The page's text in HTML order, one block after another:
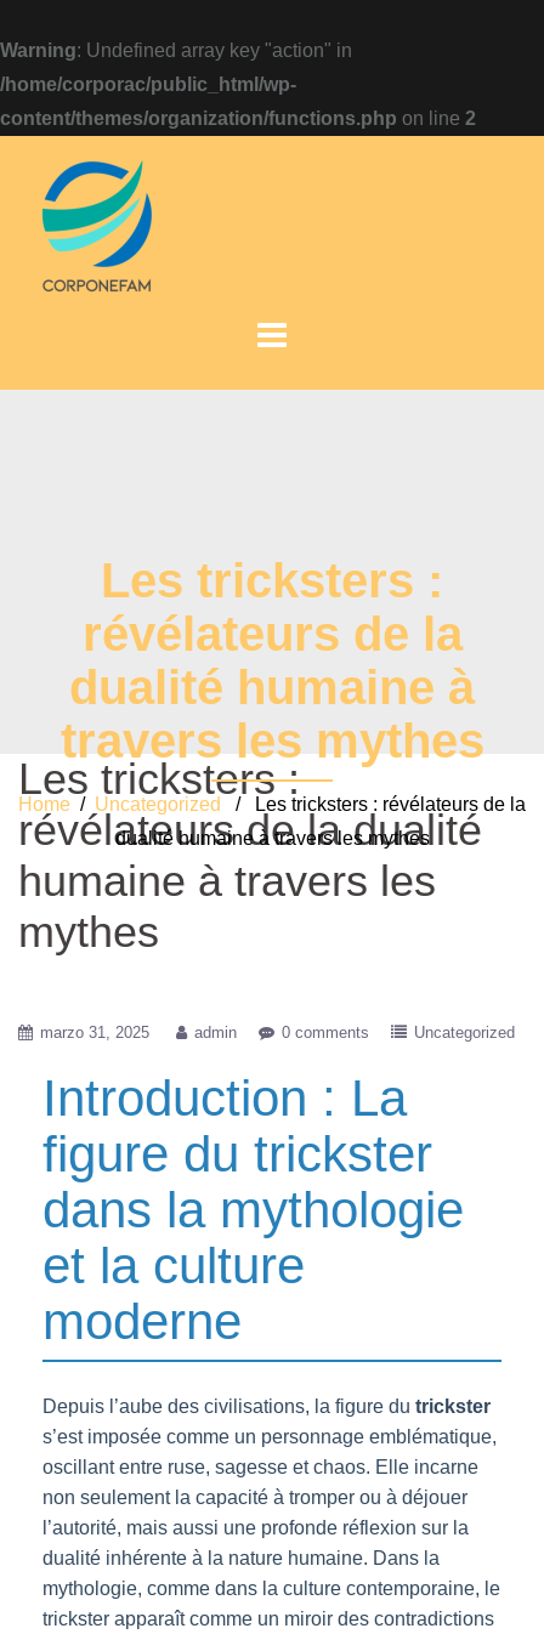
Warning: Undefined array key "action" in
/home/corporac/public_html/wp-
content/themes/organization/functions.php on line 2
Les tricksters :
révélateurs de la
dualité humaine à
travers les mythes
Home / Uncategorized
/ Les tricksters : révélateurs de la
dualité humaine à travers les mythes
Les tricksters :
révélateurs de la dualité
humaine à travers les
mythes
marzo 31, 2025 admin 0 comments Uncategorized
Introduction : La
figure du trickster
dans la mythologie
et la culture
moderne
Depuis l’aube des civilisations, la figure du trickster
s’est imposée comme un personnage emblématique,
oscillant entre ruse, sagesse et chaos. Elle incarne
non seulement la capacité à tromper ou à déjouer
l’autorité, mais aussi une profonde réflexion sur la
dualité inhérente à la nature humaine. Dans la
mythologie, comme dans la culture contemporaine, le
trickster apparaît comme un miroir des contradictions